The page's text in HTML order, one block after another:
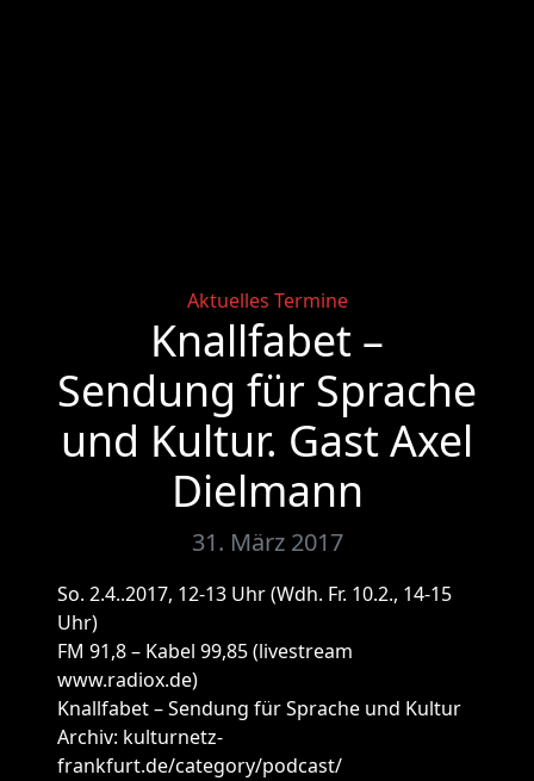
Categories
Aktuelles Termine
Knallfabet –
Sendung für Sprache
und Kultur. Gast Axel
Dielmann
31. März 2017
So. 2.4..2017, 12-13 Uhr (Wdh. Fr. 10.2., 14-15
Uhr)
FM 91,8 – Kabel 99,85 (livestream
www.radiox.de)
Knallfabet – Sendung für Sprache und Kultur
Archiv: kulturnetz-
frankfurt.de/category/podcast/